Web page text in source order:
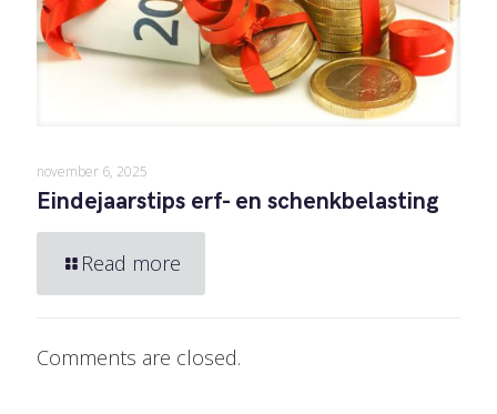
november 6, 2025
Eindejaarstips erf- en schenkbelasting
Read more
Comments are closed.